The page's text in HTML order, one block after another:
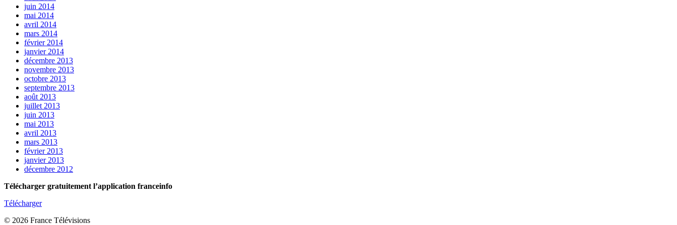
juin 2014
mai 2014
avril 2014
mars 2014
février 2014
janvier 2014
décembre 2013
novembre 2013
octobre 2013
septembre 2013
août 2013
juillet 2013
juin 2013
mai 2013
avril 2013
mars 2013
février 2013
janvier 2013
décembre 2012
Télécharger gratuitement l’application franceinfo
Télécharger
© 2026 France Télévisions